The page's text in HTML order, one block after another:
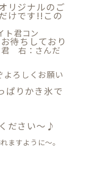
リジナルのご
けです!! この
ト君コン
待ちしており
君 右：さんだ
よろしくお願い
ぱりかき氷で
ださい～♪
ますように～。